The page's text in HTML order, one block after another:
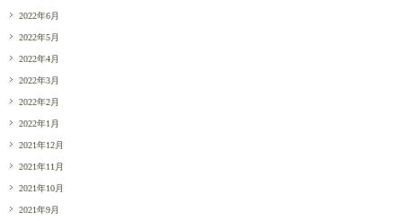
2022年6月
2022年5月
2022年4月
2022年3月
2022年2月
2022年1月
2021年12月
2021年11月
2021年10月
2021年9月